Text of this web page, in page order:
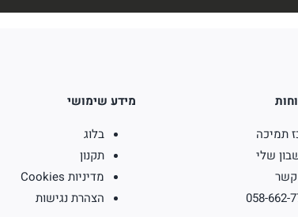
תמיכה
שלי
קשר
058-662-
מידע שימושי
בלוג
תקנון
מדיניות Cookies
הצהרת נגישות